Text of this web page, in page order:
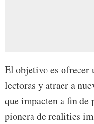
El objetivo es ofrecer
lectoras y atraer a
que impacten a fin de
pionera de realities